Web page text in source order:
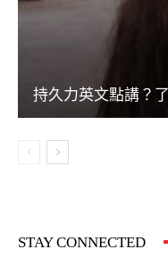
持久力英文點講？
STAY CONNECTED